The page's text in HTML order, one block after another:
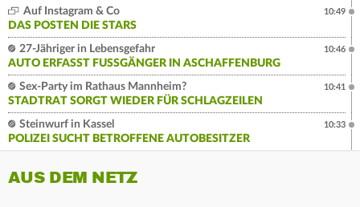
Auf Instagram & Co
DAS POSTEN DIE STARS
10:49
27-Jähriger in Lebensgefahr
AUTO ERFASST FUSSGÄNGER IN ASCHAFFENBURG
10:46
Sex-Party im Rathaus Mannheim?
STADTRAT SORGT WIEDER FÜR SCHLAGZEILEN
10:41
Steinwurf in Kassel
POLIZEI SUCHT BETROFFENE AUTOBESITZER
10:33
AUS DEM NETZ